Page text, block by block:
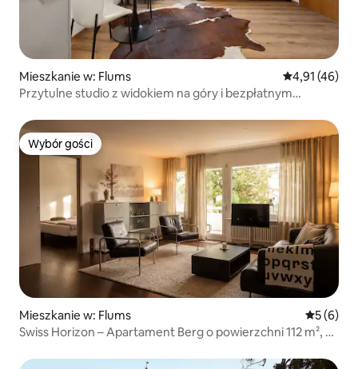
Mieszkanie w: Flums Średnia
4,91 (46)
Przytulne studio z widokiem na góry i bezpłatnym
Wybór gości
Wybór gości
Mieszkanie w: Flums Średnia
5 (6)
Swiss Horizon – Apartament Berg o powierzchni 112 m², 2